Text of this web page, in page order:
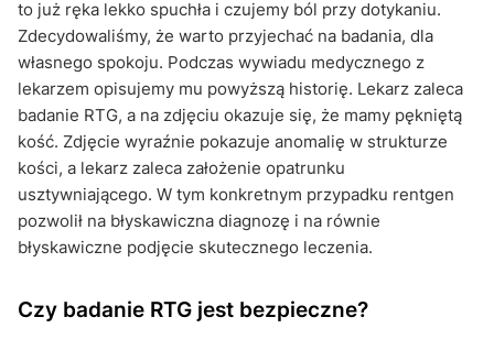
to już ręka lekko spuchła i czujemy ból przy dotykaniu.
Zdecydowaliśmy, że warto przyjechać na badania, dla
własnego spokoju. Podczas wywiadu medycznego z
lekarzem opisujemy mu powyższą historię. Lekarz zaleca
badanie RTG, a na zdjęciu okazuje się, że mamy pękniętą
kość. Zdjęcie wyraźnie pokazuje anomalię w strukturze
kości, a lekarz zaleca założenie opatrunku
usztywniającego. W tym konkretnym przypadku rentgen
pozwolił na błyskawiczna diagnozę i na równie
błyskawiczne podjęcie skutecznego leczenia.
Czy badanie RTG jest bezpieczne?